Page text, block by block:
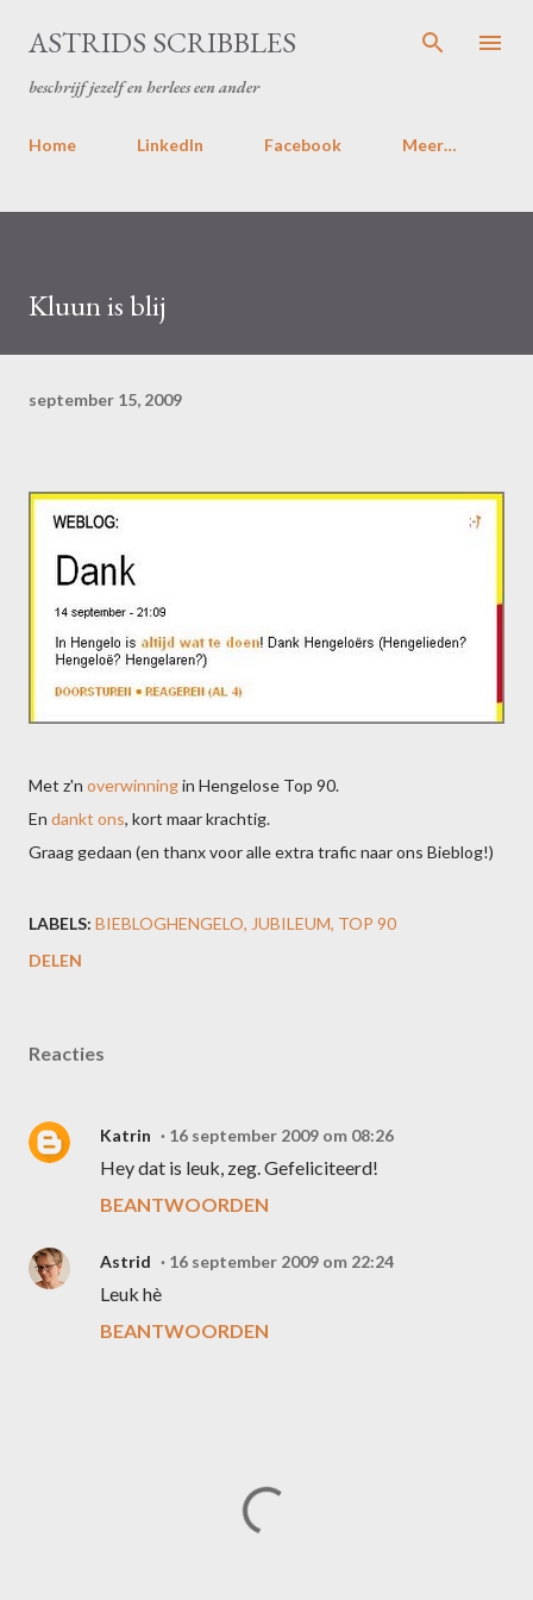
Doorgaan naar hoofdcontent
ASTRIDS SCRIBBLES
beschrijf jezelf en herlees een ander
Home LinkedIn Facebook Meer…
Kluun is blij
september 15, 2009
Met z'n overwinningin Hengelose Top 90.
En dankt ons, kort maar krachtig.
Graag gedaan (en thanx voor alle extra trafic naar ons Bieblog!)
LABELS: BIEBLOGHENGELO JUBILEUM TOP 90
DELEN
Reacties
Katrin 16 september 2009 om 08:26
Hey dat is leuk, zeg. Gefeliciteerd!
BEANTWOORDEN
Astrid 16 september 2009 om 22:24
Leuk hè
BEANTWOORDEN